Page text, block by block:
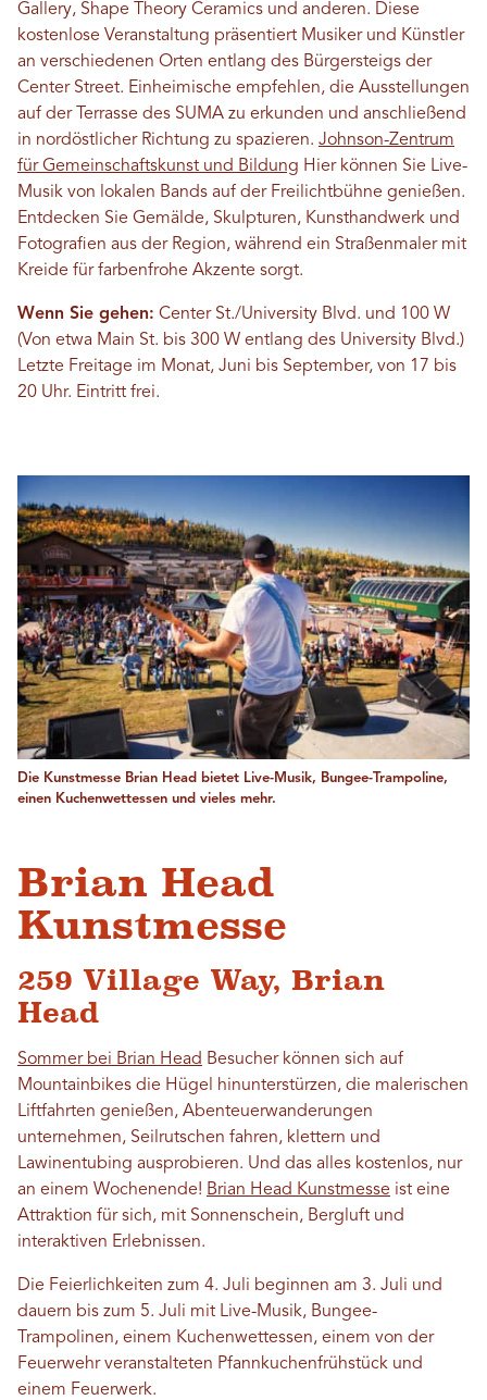
Gallery, Shape Theory Ceramics und anderen. Diese
kostenlose Veranstaltung präsentiert Musiker und Künstler
an verschiedenen Orten entlang des Bürgersteigs der
Center Street. Einheimische empfehlen, die Ausstellungen
auf der Terrasse des SUMA zu erkunden und anschließend
in nordöstlicher Richtung zu spazieren. Johnson-Zentrum
für Gemeinschaftskunst und Bildung Hier können Sie Live-
Musik von lokalen Bands auf der Freilichtbühne genießen.
Entdecken Sie Gemälde, Skulpturen, Kunsthandwerk und
Fotografien aus der Region, während ein Straßenmaler mit
Kreide für farbenfrohe Akzente sorgt.
Wenn Sie gehen: Center St./University Blvd. und 100 W
(Von etwa Main St. bis 300 W entlang des University Blvd.)
Letzte Freitage im Monat, Juni bis September, von 17 bis
20 Uhr. Eintritt frei.
Die Kunstmesse Brian Head bietet Live-Musik, Bungee-Trampoline,
einen Kuchenwettessen und vieles mehr.
Brian Head
Kunstmesse
259 Village Way, Brian
Head
Sommer bei Brian Head Besucher können sich auf
Mountainbikes die Hügel hinunterstürzen, die malerischen
Liftfahrten genießen, Abenteuerwanderungen
unternehmen, Seilrutschen fahren, klettern und
Lawinentubing ausprobieren. Und das alles kostenlos, nur
an einem Wochenende! Brian Head Kunstmesse ist eine
Attraktion für sich, mit Sonnenschein, Bergluft und
interaktiven Erlebnissen.
Die Feierlichkeiten zum 4. Juli beginnen am 3. Juli und
dauern bis zum 5. Juli mit Live-Musik, Bungee-
Trampolinen, einem Kuchenwettessen, einem von der
Feuerwehr veranstalteten Pfannkuchenfrühstück und
einem Feuerwerk.